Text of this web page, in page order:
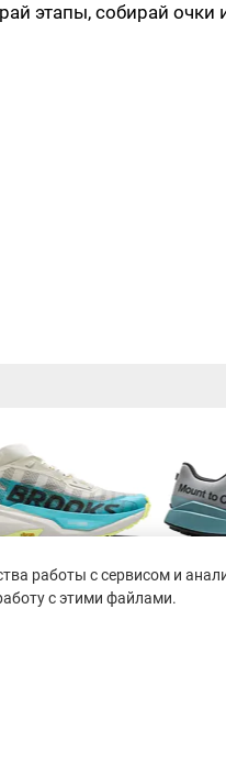
этапы, собирай очки
работы с сервисом и
с этими файлами.